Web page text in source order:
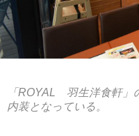
「ROYAL 羽生洋食軒」
内装となっている。